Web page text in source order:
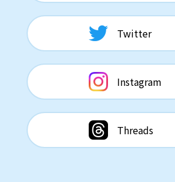
Twitter
Instagram
Threads